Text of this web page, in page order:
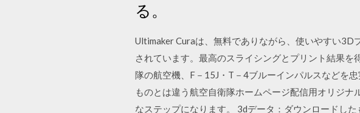
る。
Ultimaker Curaは、無料でありながら、使いやすい
されています。最高のスライシングとプリント結果
隊の航空機、F－15J・T－4ブルーインパルスなどを
ものとは違う航空自衛隊ホームページ配信用オリジ
なステップになります。 3dデータ：ダウンロードし